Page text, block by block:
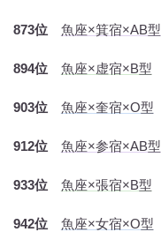
873位 魚座×箕宿×AB型
894位 魚座×虚宿×B型
903位 魚座×奎宿×O型
912位 魚座×参宿×AB型
933位 魚座×張宿×B型
942位 魚座×女宿×O型